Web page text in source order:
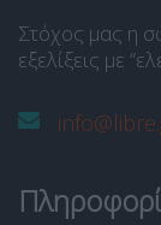
Στόχος μας η
εξελίξεις με